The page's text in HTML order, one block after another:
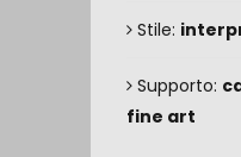
Stile:
Supporto:
fine art